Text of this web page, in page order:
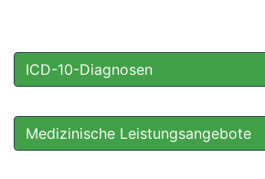
ICD-10-Diagnosen
Medizinische Leistungsangebote